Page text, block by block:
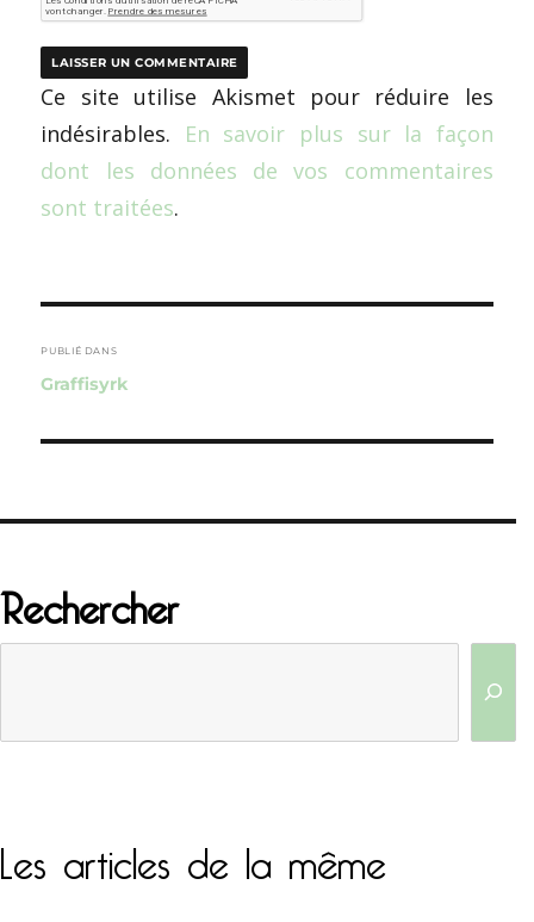
Ce site utilise Akismet pour réduire les
indésirables. En savoir plus sur la façon
dont les données de vos commentaires
sont traitées.
de
l’article
PUBLIÉ DANS
Graffisyrk
Rechercher
Les articles de la même